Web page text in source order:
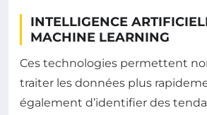
INTELLIGENCE
MACHINE LEARNING
Ces technologies permettent
traiter les données plus
également d’identifier des